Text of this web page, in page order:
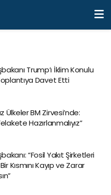
Trump’ı İklim Konulu
Davet Etti
Ülkeler BM Zirvesi’nde:
Hazırlanmalıyız”
“Fosil Yakıt Şirketleri
Kısmını Kayıp ve Zarar